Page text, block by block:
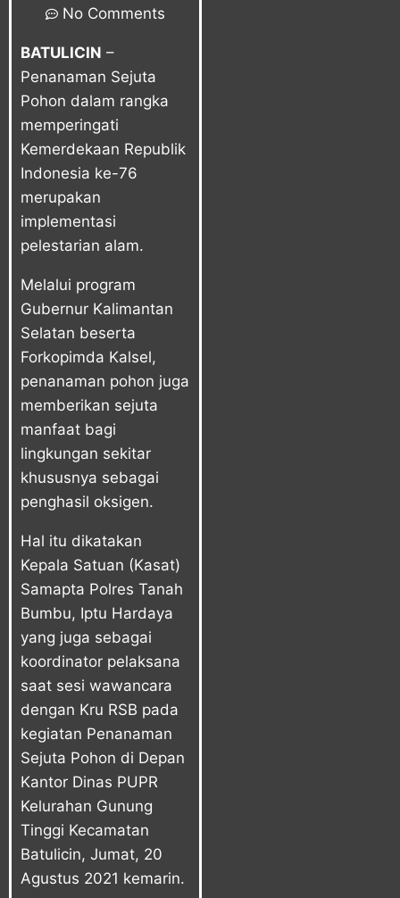
No Comments
BATULICIN –
Penanaman Sejuta
Pohon dalam rangka
memperingati
Kemerdekaan Republik
Indonesia ke-76
merupakan
implementasi
pelestarian alam.
Melalui program
Gubernur Kalimantan
Selatan beserta
Forkopimda Kalsel,
penanaman pohon juga
memberikan sejuta
manfaat bagi
lingkungan sekitar
khususnya sebagai
penghasil oksigen.
Hal itu dikatakan
Kepala Satuan (Kasat)
Samapta Polres Tanah
Bumbu, Iptu Hardaya
yang juga sebagai
koordinator pelaksana
saat sesi wawancara
dengan Kru RSB pada
kegiatan Penanaman
Sejuta Pohon di Depan
Kantor Dinas PUPR
Kelurahan Gunung
Tinggi Kecamatan
Batulicin, Jumat, 20
Agustus 2021 kemarin.